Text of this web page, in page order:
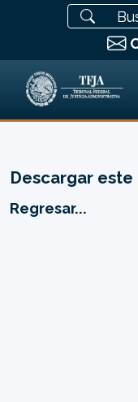
Descargar
Regresar...